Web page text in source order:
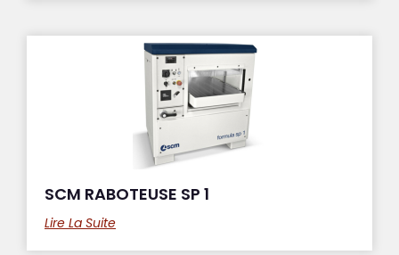
SCM RABOTEUSE SP 1
Lire La Suite